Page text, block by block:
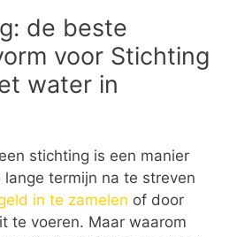
de beste
voor Stichting
water in
stichting is een manier
termijn na te streven
in te zamelen of door
te voeren. Maar waarom